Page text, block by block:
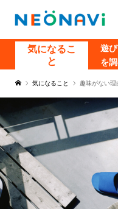
気になるこ
と
遊
を
気になること 趣味がない理